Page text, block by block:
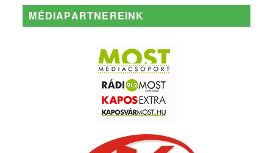
MÉDIAPARTNEREINK